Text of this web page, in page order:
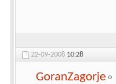
22-09-2008 10:28
GoranZagorje